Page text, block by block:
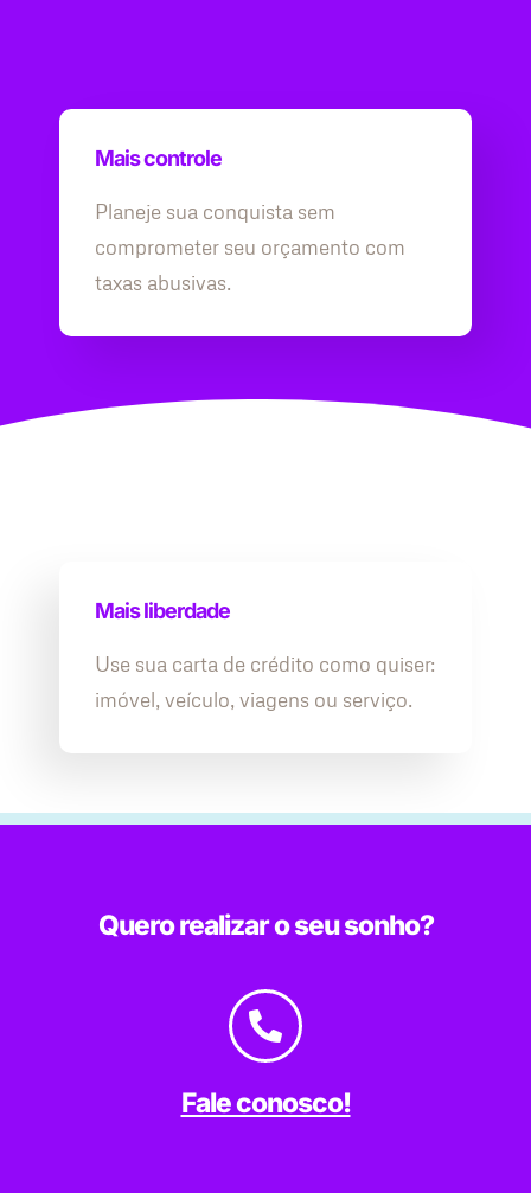
Mais controle
Planeje sua conquista sem
comprometer seu orçamento com
taxas abusivas.
Mais liberdade
Use sua carta de crédito como quiser:
imóvel, veículo, viagens ou serviço.
Quero realizar o seu sonho?
Fale conosco!